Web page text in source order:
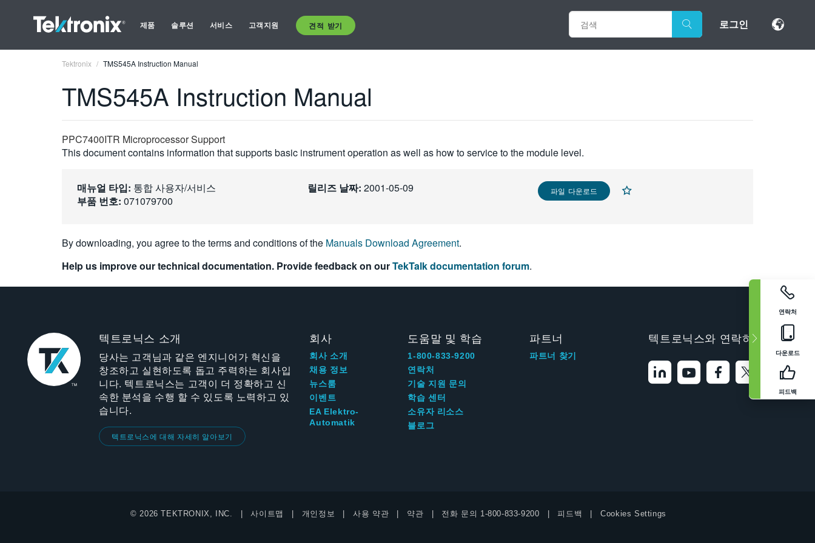
제품 솔루션 서비스 고객지원 견적 받기 로그인
연락처
다운로드
피드백
Tektronix TMS545A Instruction Manual
TMS545A Instruction Manual
PPC7400ITR Microprocessor Support
This document contains information that supports basic instrument operation as well as how to service to the module level.
매뉴얼 타입: 통합 사용자/서비스
부품 번호: 071079700
릴리즈 날짜: 2001-05-09 파일 다운로드
By downloading, you agree to the terms and conditions of the Manuals Download Agreement.
Help us improve our technical documentation. Provide feedback on ourTekTalk documentation forum.
텍트로닉스 소개
당사는 고객님과 같은 엔지니어가 혁신을
창조하고 실현하도록 돕고 주력하는 회사입
니다. 텍트로닉스는 고객이 더 정확하고 신
속한 분석을 수행 할 수 있도록 노력하고 있
습니다.
텍트로닉스에 대해 자세히 알아보기
회사
회사 소개
채용 정보
뉴스룸
이벤트
EA Elektro-
Automatik
도움말 및 학습
1-800-833-9200
연락처
기술 지원 문의
학습 센터
소유자 리소스
블로그
파트너
파트너 찾기
텍트로닉스와 연락하기
© 2026 TEKTRONIX, INC. 사이트맵 개인정보 사용 약관 약관 전화 문의 1-800-833-9200 피드백 Cookies Settings